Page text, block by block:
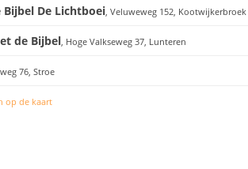
De Lichtboei, Veluweweg 152, Kootwijkerbroek
de Bijbel, Hoge Valkseweg 37, Lunteren
76, Stroe
op de kaart